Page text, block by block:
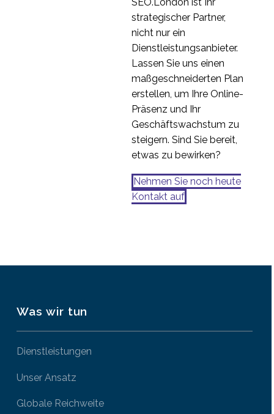
Börsenplattform
Nutzerforschung in
strategischer Partner,
nicht nur ein
Dienstleistungsanbieter.
Lassen Sie uns einen
maßgeschneiderten Plan
erstellen, um Ihre Online-
Präsenz und Ihr
Geschäftswachstum zu
steigern. Sind Sie bereit,
etwas zu bewirken?
Nehmen Sie noch heute
Kontakt auf
Was wir tun
Dienstleistungen
Unser Ansatz
Globale Reichweite